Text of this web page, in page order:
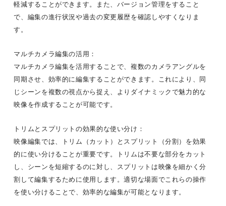
軽減することができます。また、バージョン管理をすること
で、編集の進行状況や過去の変更履歴を確認しやすくなりま
す。
マルチカメラ編集の活用：
マルチカメラ編集を活用することで、複数のカメラアングルを
同期させ、効率的に編集することができます。これにより、同
じシーンを複数の視点から捉え、よりダイナミックで魅力的な
映像を作成することが可能です。
トリムとスプリットの効果的な使い分け：
映像編集では、トリム（カット）とスプリット（分割）を効果
的に使い分けることが重要です。トリムは不要な部分をカット
し、シーンを短縮するのに対し、スプリットは映像を細かく分
割して編集するために使用します。適切な場面でこれらの操作
を使い分けることで、効率的な編集が可能となります。